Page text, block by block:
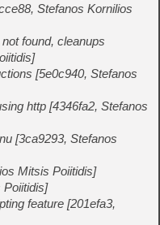
Stefanos Kornilios
found, cleanups
[5e0c940, Stefanos
http [4346fa2, Stefanos
[3ca9293, Stefanos
Mitsis Poiitidis]
Poiitidis]
feature [201efa3,